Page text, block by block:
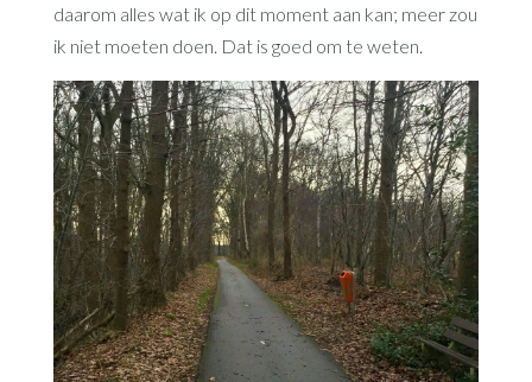
daarom alles wat ik op dit moment aan kan; meer zou
ik niet moeten doen. Dat is goed om te weten.